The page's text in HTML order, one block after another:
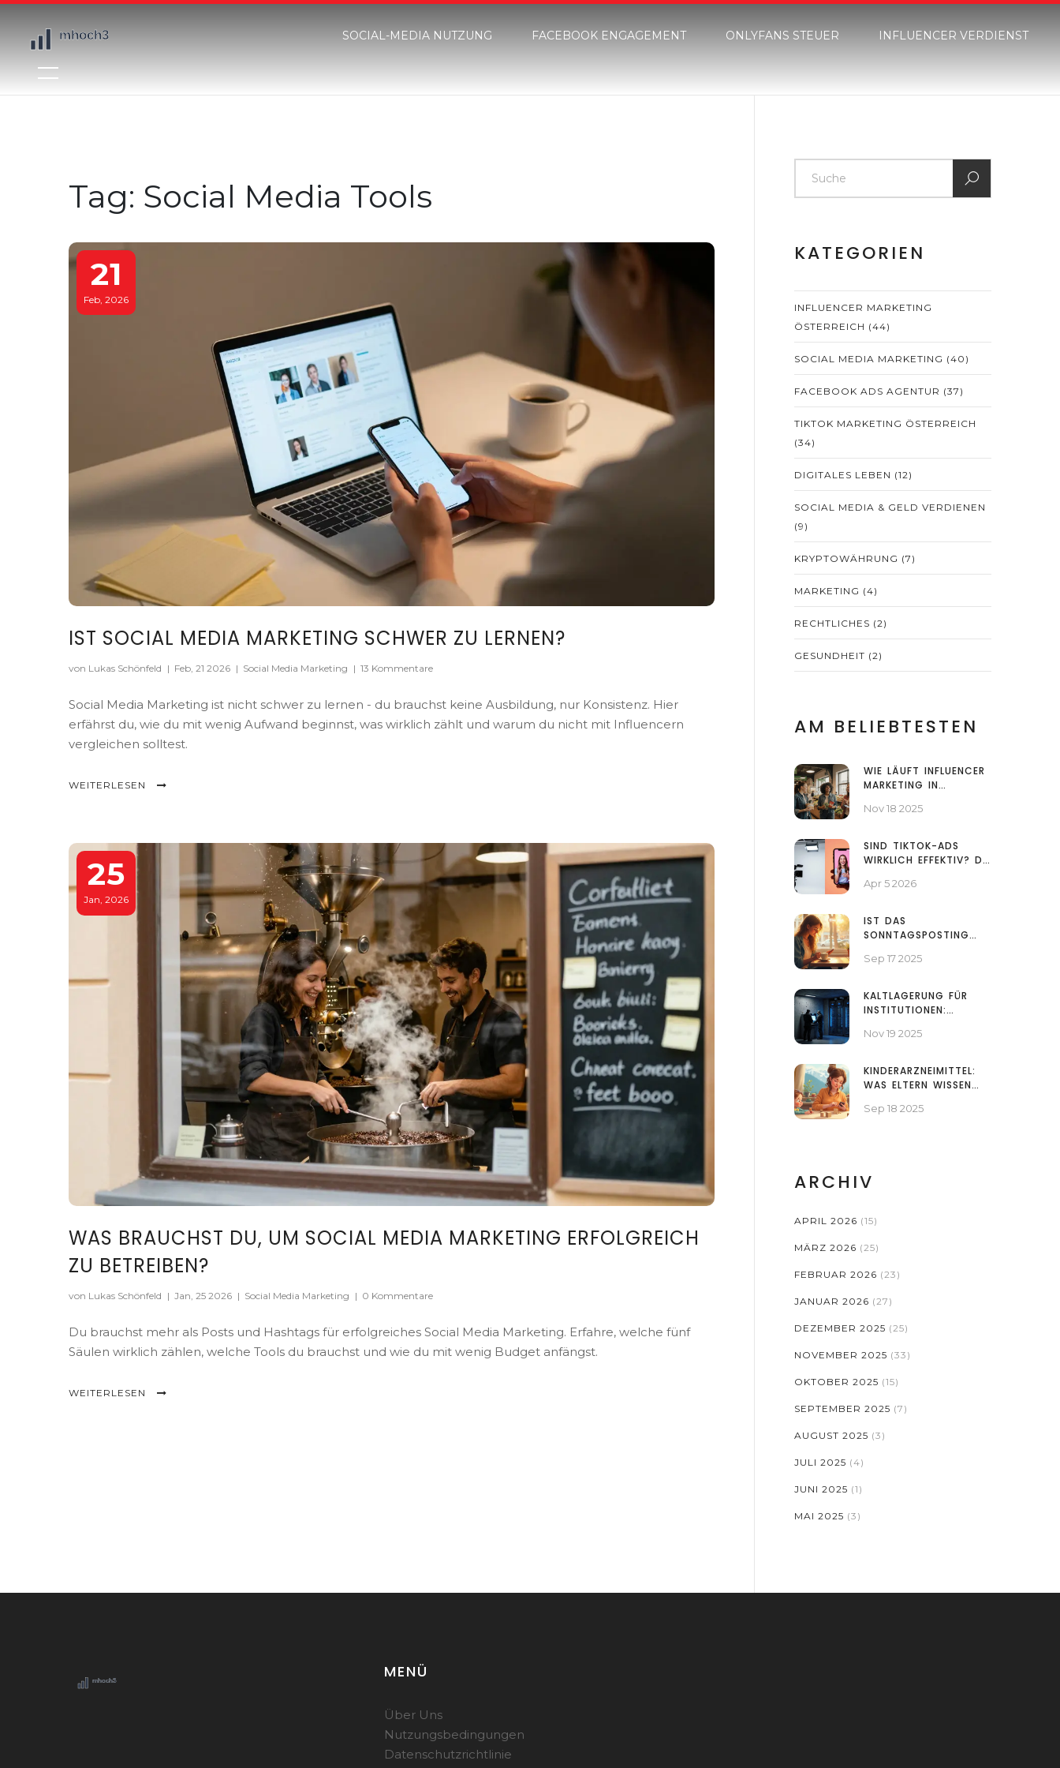
SOCIAL-MEDIA NUTZUNG FACEBOOK ENGAGEMENT ONLYFANS STEUER INFLUENCER VERDIENST
Tag: Social Media Tools
21
Feb, 2026
IST SOCIAL MEDIA MARKETING SCHWER ZU LERNEN?
von Lukas Schönfeld | Feb, 21 2026 | Social Media Marketing | 13 Kommentare
Social Media Marketing ist nicht schwer zu lernen - du brauchst keine Ausbildung, nur Konsistenz. Hier
erfährst du, wie du mit wenig Aufwand beginnst, was wirklich zählt und warum du nicht mit Influencern
vergleichen solltest.
WEITERLESEN
25
Jan, 2026
WAS BRAUCHST DU, UM SOCIAL MEDIA MARKETING ERFOLGREICH
ZU BETREIBEN?
von Lukas Schönfeld | Jan, 25 2026 | Social Media Marketing | 0 Kommentare
Du brauchst mehr als Posts und Hashtags für erfolgreiches Social Media Marketing. Erfahre, welche fünf
Säulen wirklich zählen, welche Tools du brauchst und wie du mit wenig Budget anfängst.
WEITERLESEN
KATEGORIEN
INFLUENCER MARKETING
ÖSTERREICH (44)
SOCIAL MEDIA MARKETING (40)
FACEBOOK ADS AGENTUR (37)
TIKTOK MARKETING ÖSTERREICH
(34)
DIGITALES LEBEN (12)
SOCIAL MEDIA & GELD VERDIENEN
(9)
KRYPTOWÄHRUNG (7)
MARKETING (4)
RECHTLICHES (2)
GESUNDHEIT (2)
AM BELIEBTESTEN
WIE LÄUFT INFLUENCER
MARKETING IN
SCHRITT FÜR SCHRITT
Nov 18 2025
SIND TIKTOK-ADS
WIRKLICH EFFEKTIV? DIE
WERBEN AUF TIKTOK
Apr 5 2026
IST DAS
SONNTAGSPOSTING
FAKTEN, VOR‑ UND
Sep 17 2025
KALTLAGERUNG FÜR
INSTITUTIONEN:
UND PHYSISCHE
KRYPTOWÄHRUNGEN
Nov 19 2025
KINDERARZNEIMITTEL:
WAS ELTERN WISSEN
Sep 18 2025
ARCHIV
APRIL 2026 (15)
MÄRZ 2026 (25)
FEBRUAR 2026 (23)
JANUAR 2026 (27)
DEZEMBER 2025 (25)
NOVEMBER 2025 (33)
OKTOBER 2025 (15)
SEPTEMBER 2025 (7)
AUGUST 2025 (3)
JULI 2025 (4)
JUNI 2025 (1)
MAI 2025 (3)
MENÜ
Über Uns
Nutzungsbedingungen
Datenschutzrichtlinie